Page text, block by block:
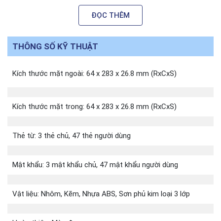
Nguồn điện: 6V (4 viên pin alkaline, loại 1,5V, cỡ AA
Nguồn khẩn cấp: Cổng cấp nguồn dự phòng Micro
USB 5V
Chức năng:
người dùng.
– Chức năng riêng tư (Khóa kép).
– Báo động phá khóa.
– Cảnh báo Pin Yếu.
ĐỌC THÊM
THÔNG SỐ KỸ THUẬT
Kích thước mặt ngoài: 64 x 283 x 26.8 mm (RxCxS)
Kích thước mặt trong: 64 x 283 x 26.8 mm (RxCxS)
Thẻ từ: 3 thẻ chủ, 47 thẻ người dùng
Mật khẩu: 3 mật khẩu chủ, 47 mật khẩu người dùng
Vật liệu: Nhôm, Kẽm, Nhựa ABS, Sơn phủ kim loại 3 lớp